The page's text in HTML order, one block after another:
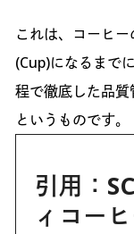
これは、コーヒ
(Cup)になるまで
程で徹底した品質
というものです。
引用：
ィコー